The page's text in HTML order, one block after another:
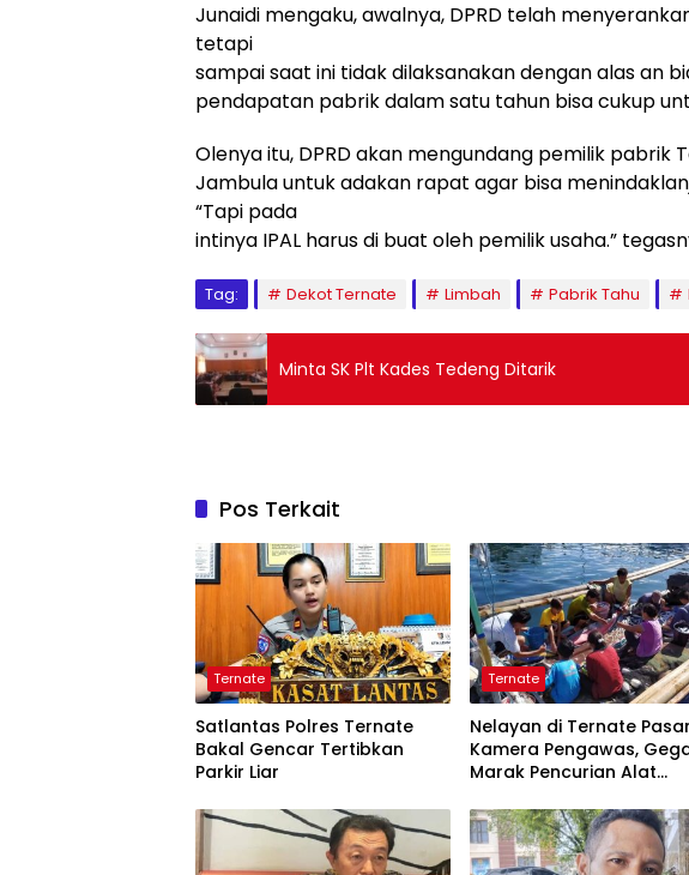
Junaidi mengaku, awalnya, DPRD telah
tetapi
sampai saat ini tidak dilaksanakan dengan alas an
pendapatan pabrik dalam satu tahun bisa cukup
Olenya itu, DPRD akan mengundang pemilik pabrik
Jambula untuk adakan rapat agar bisa
“Tapi pada
intinya IPAL harus di buat oleh pemilik usaha.”
Tag: Dekot Ternate Limbah Pabrik Tahu
Minta SK Plt Kades Tedeng Ditarik
Pos Terkait
Ternate
Satlantas Polres Ternate
Bakal Gencar Tertibkan
Parkir Liar
Ternate
Nelayan di Ternate
Kamera Pengawas,
Marak Pencurian Alat